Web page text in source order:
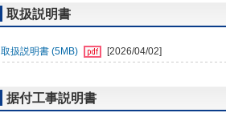
取扱説明書
取扱説明書 (5MB) [2026/04/02]
据付工事説明書